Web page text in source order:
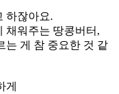
하잖아요.
채워주는 땅콩버터,
는 게 참 중요한 것 같
게